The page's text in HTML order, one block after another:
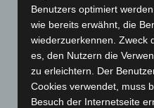
Dezember 2025(103)
November 2025
(114)
Oktober 2025(112)
September 2025(93)
August 2025
(90)
Benutzers optimiert
wie bereits erwähnt, die
wiederzuerkennen. Zweck
es, den Nutzern die
zu erleichtern. Der
Cookies verwendet, muss
Besuch der Internetseite